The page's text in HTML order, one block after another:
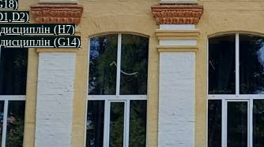
(H7)
(G14)